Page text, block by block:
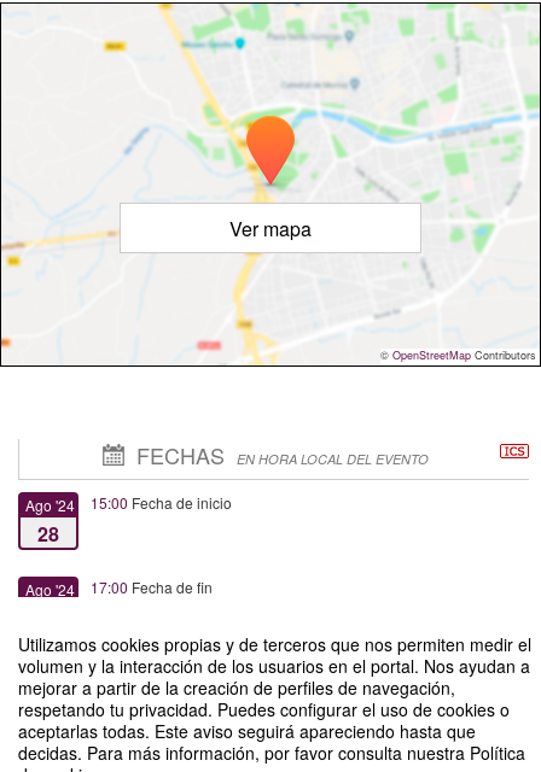
Utilizamos cookies propias y de terceros que nos permiten medir el
volumen y la interacción de los usuarios en el portal. Nos ayudan a
mejorar a partir de la creación de perfiles de navegación,
respetando tu privacidad. Puedes configurar el uso de cookies o
aceptarlas todas. Este aviso seguirá apareciendo hasta que
decidas. Para más información, por favor consulta nuestra Política
Ver mapa
© OpenStreetMap Contributors
FECHAS EN HORA LOCAL DEL EVENTO
Ago '24
28
15:00 Fecha de inicio
Ago '24 17:00 Fecha de fin
Jornadas de Investigación Doctorado en Psicología: Proyecto de Tesis en 10